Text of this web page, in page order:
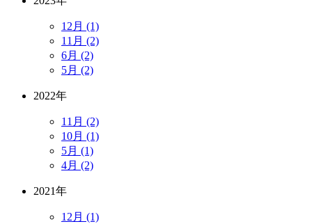
12月 (1)
11月 (2)
6月 (2)
5月 (2)
2022年
11月 (2)
10月 (1)
5月 (1)
4月 (2)
2021年
12月 (1)